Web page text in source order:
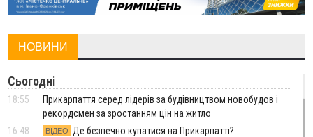
НОВИНИ
Сьогодні
18:55
Прикарпаття серед лідерів за будівництвом новобудов і
рекордсмен за зростанням цін на житло
16:48
ВІДЕО
Де безпечно купатися на Прикарпатті?